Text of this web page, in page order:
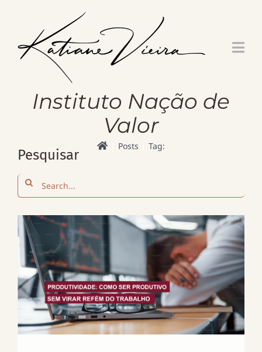
Instituto Nação de
Valor
Posts Tag:
Pesquisar
Search
for: